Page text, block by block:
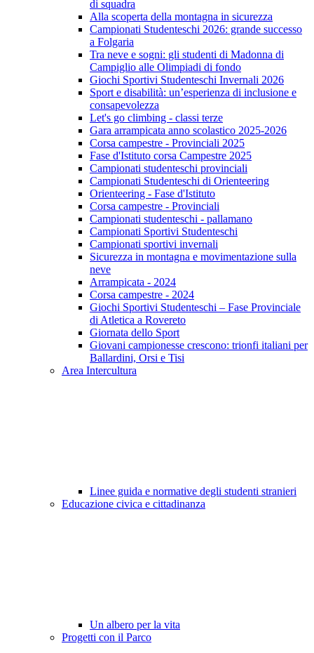
di squadra
Alla scoperta della montagna in sicurezza
Campionati Studenteschi 2026: grande successo
a Folgaria
Tra neve e sogni: gli studenti di Madonna di
Campiglio alle Olimpiadi di fondo
Giochi Sportivi Studenteschi Invernali 2026
Sport e disabilità: un’esperienza di inclusione e
consapevolezza
Let's go climbing - classi terze
Gara arrampicata anno scolastico 2025-2026
Corsa campestre - Provinciali 2025
Fase d'Istituto corsa Campestre 2025
Campionati studenteschi provinciali
Campionati Studenteschi di Orienteering
Orienteering - Fase d'Istituto
Corsa campestre - Provinciali
Campionati studenteschi - pallamano
Campionati Sportivi Studenteschi
Campionati sportivi invernali
Sicurezza in montagna e movimentazione sulla
neve
Arrampicata - 2024
Corsa campestre - 2024
Giochi Sportivi Studenteschi – Fase Provinciale
di Atletica a Rovereto
Giornata dello Sport
Giovani campionesse crescono: trionfi italiani per
Ballardini, Orsi e Tisi
Area Intercultura
Linee guida e normative degli studenti stranieri
Educazione civica e cittadinanza
Un albero per la vita
Progetti con il Parco